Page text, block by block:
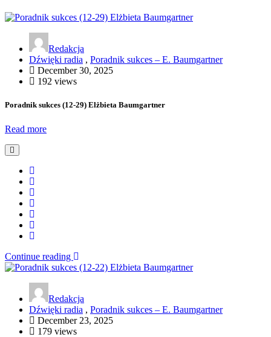
Redakcja
Dźwięki radia , Poradnik sukces – E. Baumgartner
December 30, 2025
192 views
Poradnik sukces (12-29) Elżbieta Baumgartner
Read more
Continue reading
Redakcja
Dźwięki radia , Poradnik sukces – E. Baumgartner
December 23, 2025
179 views